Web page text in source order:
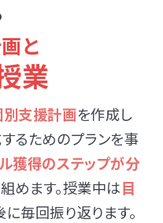
と
業
別支援計画を作成し
るためのプランを事
獲得のステップが分
めます。授業中は目
に毎回振り返ります。